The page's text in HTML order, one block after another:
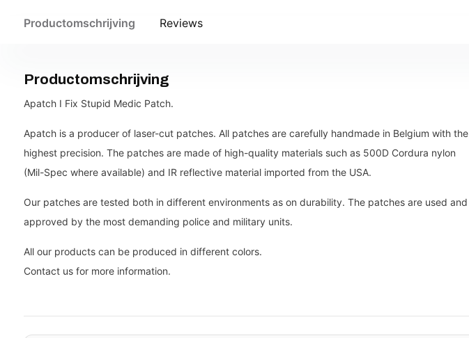
Productomschrijving Reviews
Productomschrijving
Apatch I Fix Stupid Medic Patch.
Apatch is a producer of laser-cut patches. All patches are carefully handmade in Belgium with the
highest precision. The patches are made of high-quality materials such as 500D Cordura nylon
(Mil-Spec where available) and IR reflective material imported from the USA.
Our patches are tested both in different environments as on durability. The patches are used and
approved by the most demanding police and military units.
All our products can be produced in different colors.
Contact us for more information.